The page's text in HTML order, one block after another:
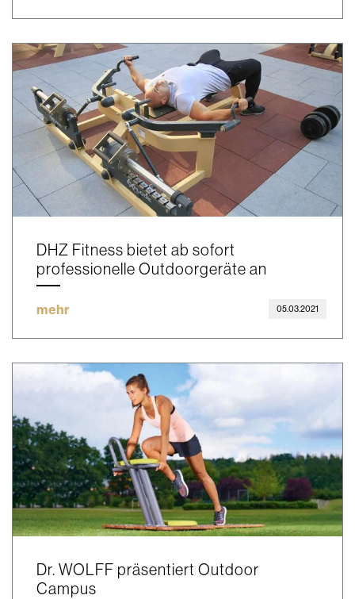
DHZ Fitness bietet ab sofort
professionelle Outdoorgeräte an
mehr 05.03.2021
Dr. WOLFF präsentiert Outdoor
Campus